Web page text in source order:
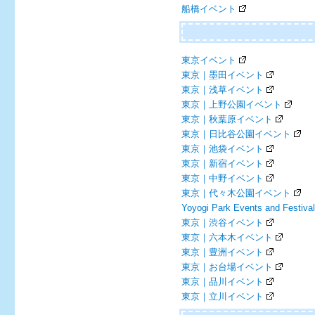
船橋イベント
東京イベント
東京｜墨田イベント
東京｜浅草イベント
東京｜上野公園イベント
東京｜秋葉原イベント
東京｜日比谷公園イベント
東京｜池袋イベント
東京｜新宿イベント
東京｜中野イベント
東京｜代々木公園イベント
Yoyogi Park Events and
東京｜渋谷イベント
東京｜六本木イベント
東京｜豊洲イベント
東京｜お台場イベント
東京｜品川イベント
東京｜立川イベント